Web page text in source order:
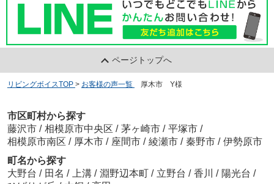
ページトップへ
リビングボイスTOP > お客様の声一覧 厚木市 Y様
市区町村から探す
藤沢市 / 相模原市中央区 / 茅ヶ崎市 / 平塚市 /
相模原市南区 / 厚木市 / 座間市 / 綾瀬市 / 秦野市 / 伊勢原市
町名から探す
大野台 / 田名 / 上溝 / 淵野辺本町 / 立野台 / 香川 / 陽光台 /